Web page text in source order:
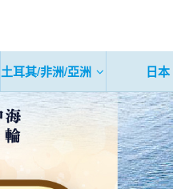
土耳其/非洲/亞洲 日本